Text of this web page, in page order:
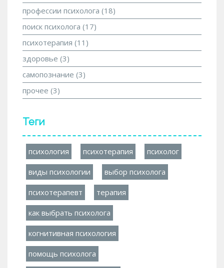
профессии психолога (18)
поиск психолога (17)
психотерапия (11)
здоровье (3)
самопознание (3)
прочее (3)
Теги
психология психотерапия психолог
виды психологии выбор психолога
психотерапевт терапия
как выбрать психолога
когнитивная психология
помощь психолога